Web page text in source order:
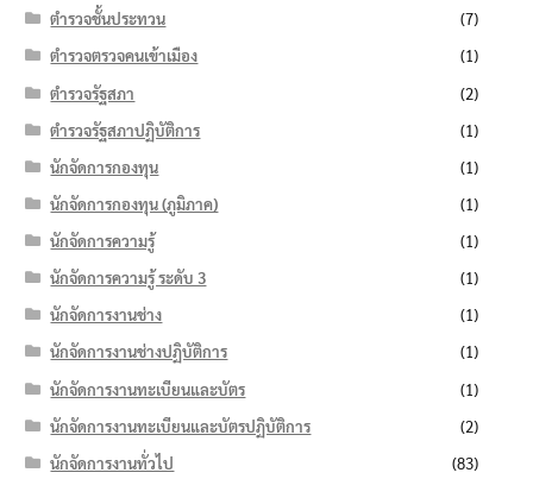
ตำรวจชั้นประทวน
(7)
ตำรวจตรวจคนเข้าเมือง
(1)
ตำรวจรัฐสภา
(2)
ตำรวจรัฐสภาปฏิบัติการ
(1)
นักจัดการกองทุน
(1)
นักจัดการกองทุน (ภูมิภาค)
(1)
นักจัดการความรู้
(1)
นักจัดการความรู้ ระดับ 3
(1)
นักจัดการงานช่าง
(1)
นักจัดการงานช่างปฏิบัติการ
(1)
นักจัดการงานทะเบียนและบัตร
(1)
นักจัดการงานทะเบียนและบัตรปฏิบัติการ
(2)
นักจัดการงานทั่วไป
(83)